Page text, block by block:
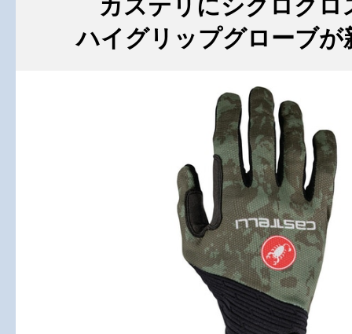
カステリにシクロクロ
ハイグリップグローブが